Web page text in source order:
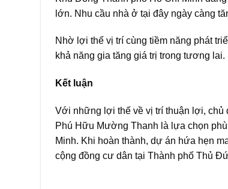
lớn. Nhu cầu nhà ở tại đây ngày càng
Nhờ lợi thế vị trí cùng tiềm năng phát
khả năng gia tăng giá trị trong tương lai.
Kết luận
Với những lợi thế về vị trí thuận lợi, chủ
Phú Hữu Mường Thanh là lựa chọn
Minh. Khi hoàn thành, dự án hứa hẹn
cộng đồng cư dân tại Thành phố Thủ